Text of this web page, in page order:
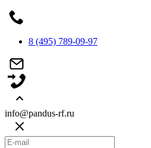
8 (495) 789-09-97
info@pandus-rf.ru